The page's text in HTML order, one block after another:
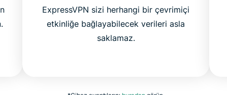
ExpressVPN sizi herhangi bir çevrimiçi
etkinliğe bağlayabilecek verileri asla
saklamaz.